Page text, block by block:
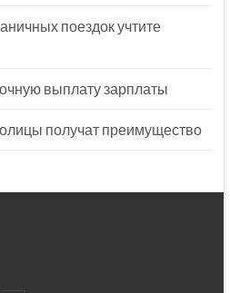
поездок учтите
выплату зарплаты
получат преимущество